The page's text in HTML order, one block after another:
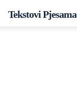
Tekstovi Pjesama